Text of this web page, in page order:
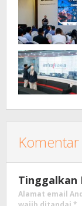
Komentar
Tinggalkan
Alamat email